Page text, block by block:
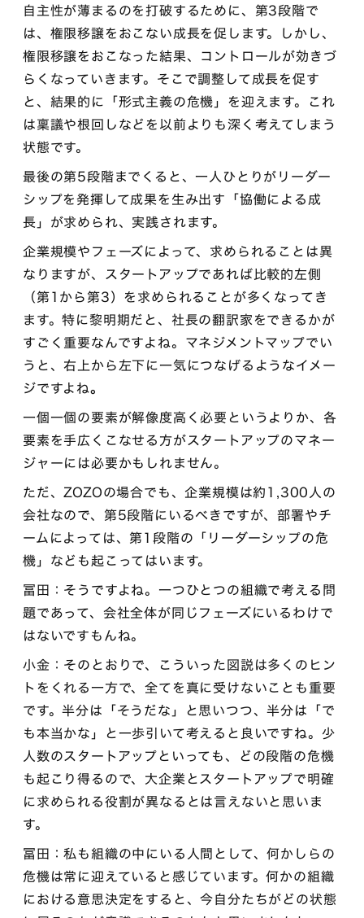
自主性が薄まるのを打破するために、第3段階で
は、権限移譲をおこない成長を促します。しかし、
権限移譲をおこなった結果、コントロールが効きづ
らくなっていきます。そこで調整して成長を促す
と、結果的に「形式主義の危機」を迎えます。これ
は稟議や根回しなどを以前よりも深く考えてしまう
状態です。
最後の第5段階までくると、一人ひとりがリーダー
シップを発揮して成果を生み出す「協働による成
長」が求められ、実践されます。
企業規模やフェーズによって、求められることは異
なりますが、スタートアップであれば比較的左側
（第1から第3）を求められることが多くなってき
ます。特に黎明期だと、社長の翻訳家をできるかが
すごく重要なんですよね。マネジメントマップでい
うと、右上から左下に一気につなげるようなイメー
ジですよね。
一個一個の要素が解像度高く必要というよりか、各
要素を手広くこなせる方がスタートアップのマネー
ジャーには必要かもしれません。
ただ、ZOZOの場合でも、企業規模は約1,300人の
会社なので、第5段階にいるべきですが、部署やチ
ームによっては、第1段階の「リーダーシップの危
機」なども起こってはいます。
冨田：そうですよね。一つひとつの組織で考える問
題であって、会社全体が同じフェーズにいるわけで
はないですもんね。
小金：そのとおりで、こういった図説は多くのヒン
トをくれる一方で、全てを真に受けないことも重要
です。半分は「そうだな」と思いつつ、半分は「で
も本当かな」と一歩引いて考えると良いですね。少
人数のスタートアップといっても、どの段階の危機
も起こり得るので、大企業とスタートアップで明確
に求められる役割が異なるとは言えないと思いま
す。
冨田：私も組織の中にいる人間として、何かしらの
危機は常に迎えていると感じています。何かの組織
における意思決定をすると、今自分たちがどの状態